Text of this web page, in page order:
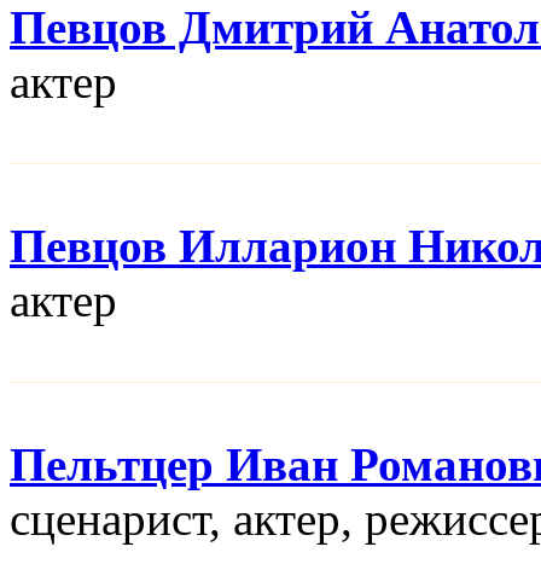
Певцов Дмитрий
актер
Певцов Илларион
актер
Пельтцер Иван
сценарист, актер,